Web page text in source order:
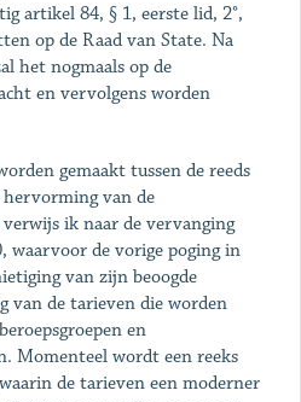
artikel 84, § 1, eerste lid, 2°,
op de Raad van State. Na
het nogmaals op de
en vervolgens worden
gemaakt tussen de reeds
hervorming van de
ik naar de vervanging
waarvoor de vorige poging in
van zijn beoogde
van de tarieven die worden
en
Momenteel wordt een reeks
de tarieven een moderner